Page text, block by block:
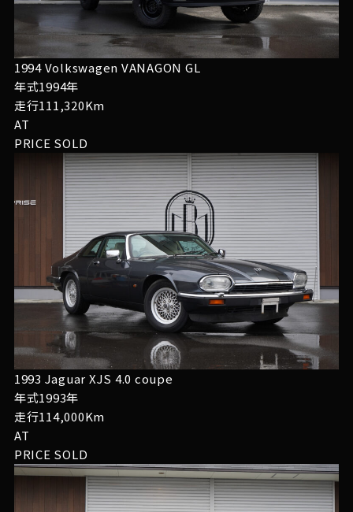
1994 Volkswagen VANAGON GL
年式1994年
走行111,320Km
AT
PRICE SOLD
1993 Jaguar XJS 4.0 coupe
年式1993年
走行114,000Km
AT
PRICE SOLD